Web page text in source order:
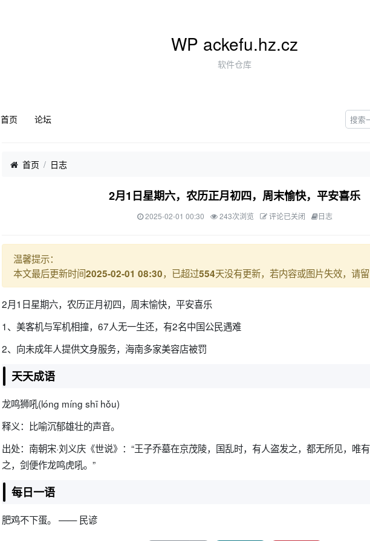
WP ackefu.hz.cz
软件仓库
首页 论坛
首页 日志
2月1日星期六，农历正月初四，周末愉快，平安喜乐
2025-02-01 00:30 243次浏览 评论已关闭 日志
温馨提示：
本文最后更新时间2025-02-01 08:30，已超过554天没有更新，若内容或图片失效，请
2月1日星期六，农历正月初四，周末愉快，平安喜乐
1、美客机与军机相撞，67人无一生还，有2名中国公民遇难
2、向未成年人提供文身服务，海南多家美容店被罚
天天成语
龙鸣狮吼(lóng míng shī hǒu)
释义：比喻沉郁雄壮的声音。
出处：南朝宋·刘义庆《世说》：“王子乔墓在京茂陵，国乱时，有人盗发之，都无所见，唯
之，剑便作龙鸣虎吼。”
每日一语
肥鸡不下蛋。 —— 民谚